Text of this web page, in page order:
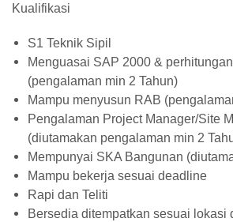
Kualifikasi
S1 Teknik Sipil
Menguasai SAP 2000 &
(pengalaman min 2 Tahun)
Mampu menyusun RAB
Pengalaman Project Manager/Site
(diutamakan pengalaman min 2
Mempunyai SKA Bangunan
Mampu bekerja sesuai deadline
Rapi dan Teliti
Bersedia ditempatkan sesuai lokasi